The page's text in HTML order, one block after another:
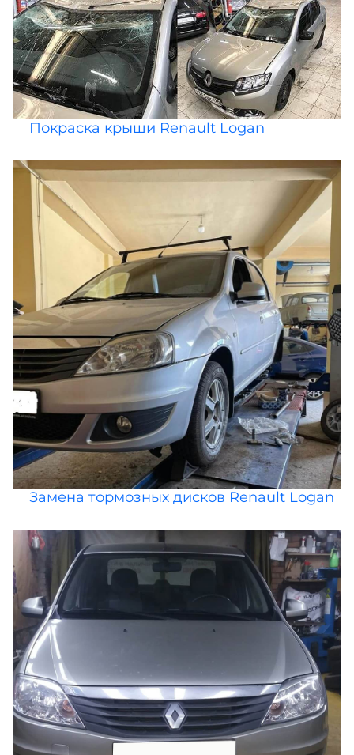
Покраска крыши Renault Logan
Замена тормозных дисков Renault Logan